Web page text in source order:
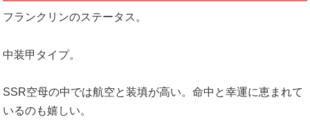
フランクリンのステータス。
中装甲タイプ。
SSR空母の中では航空と装填が高い。命中と幸運に恵まれて
いるのも嬉しい。